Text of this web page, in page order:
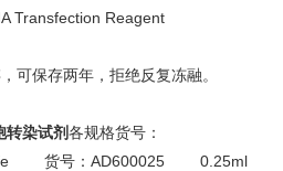
Transfection Reagent
可保存两年，拒绝反复冻融。
转染试剂各规格货号：
Life 货号：AD600025 0.25ml